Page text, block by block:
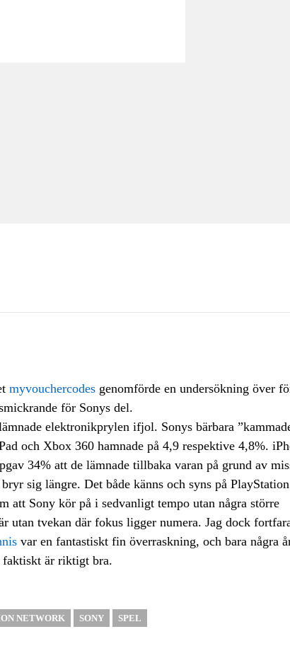
myvouchercodes genomförde en undersökning över
för Sonys del.
elektronikprylen ifjol. Sonys bärbara
och Xbox 360 hamnade på 4,9 respektive 4,8%.
34% att de lämnade tillbaka varan på grund av
sig längre. Det både känns och syns på PlayStation
att Sony kör på i sedvanligt tempo utan några större
utan tvekan där fokus ligger numera. Jag dock
var en fantastiskt fin överraskning, och bara några
faktiskt är riktigt bra.
NETWORK SONY SPEL